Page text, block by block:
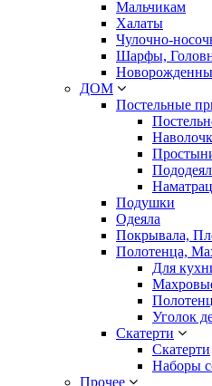
Мальчикам
Халаты
Чулочно-
Шарфы,
ДОМ
Постельные
Подушки
Одеяла
Покрывала,
Полотенца,
Для
Уголок
Скатерти
Скатерти
Наборы
Прочее